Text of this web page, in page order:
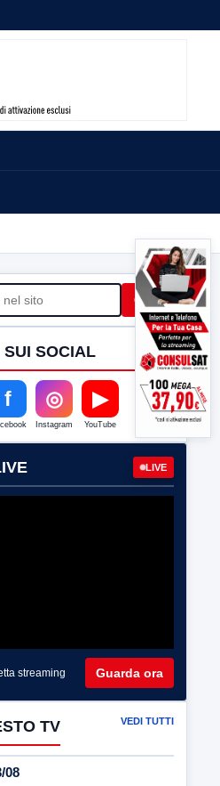
Cerca
SUI SOCIAL
f ◎
Instagram
▶
YouTube
LIVE
streaming Guarda ora
TV VEDI TUTTI
08